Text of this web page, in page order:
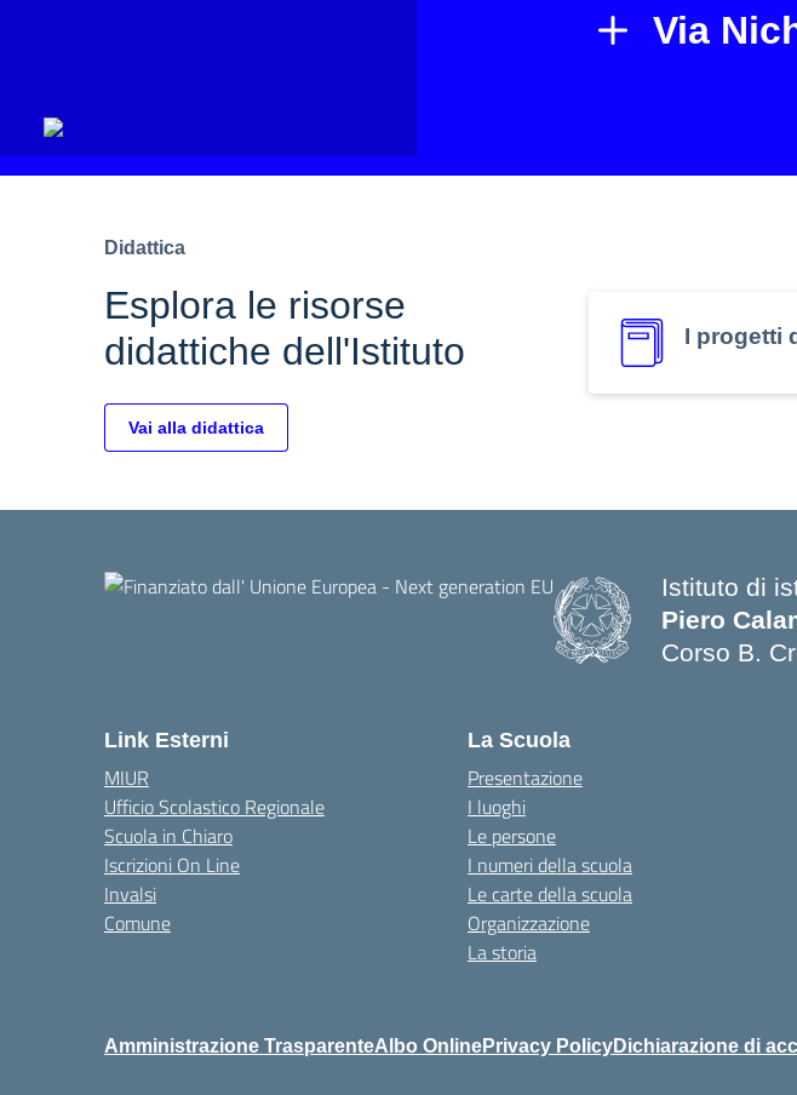
Via
Didattica
Esplora le risorse
didattiche dell'Istituto
Vai alla didattica
I progetti
Istituto di
Piero
Corso B.
Link Esterni
MIUR
Ufficio Scolastico Regionale
Scuola in Chiaro
Iscrizioni On Line
Invalsi
Comune
La Scuola
Presentazione
I luoghi
Le persone
I numeri della scuola
Le carte della scuola
Organizzazione
La storia
Amministrazione TrasparenteAlbo OnlinePrivacy PolicyDichiarazione di